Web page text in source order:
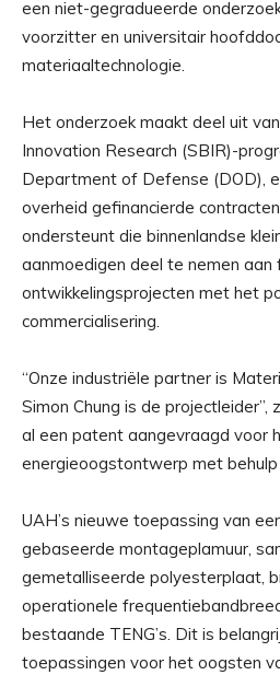
een niet-gegradueerde
voorzitter en universitair
materiaaltechnologie.
Het onderzoek maakt deel uit
Innovation Research (SBIR)-
Department of Defense (DOD),
overheid gefinancierde
ondersteunt die binnenlandse
aanmoedigen deel te nemen
ontwikkelingsprojecten met het
commercialisering.
“Onze industriële partner is
Simon Chung is de projectleider”,
al een patent aangevraagd voor
energieoogstontwerp met behulp
UAH’s nieuwe toepassing van
gebaseerde montageplamuur,
gemetalliseerde polyesterplaat,
operationele
bestaande TENG’s. Dit is
toepassingen voor het oogsten